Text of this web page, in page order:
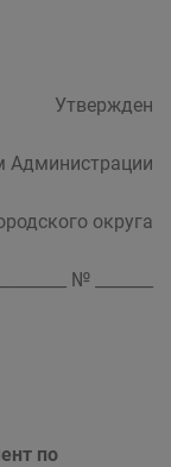
Утвержден
Администрации
округа
№ _______
по